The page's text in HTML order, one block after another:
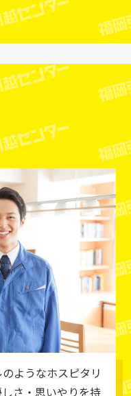
ようなホスピタリ
さ・思いやりを持